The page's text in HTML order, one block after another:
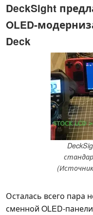
DeckSight
OLED-
Deck
Осталась всего пара
сменной OLED-